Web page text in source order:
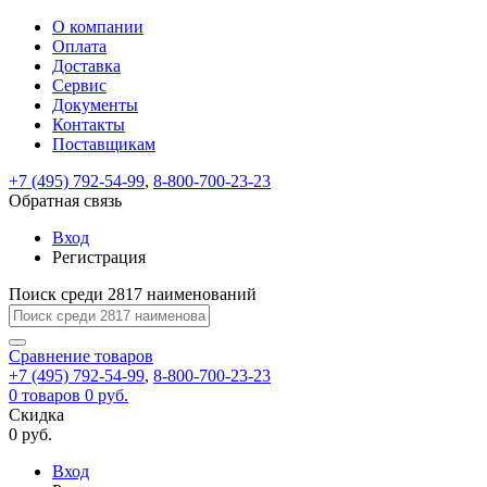
ВходРегистрация
test@example.com
отправлена
по
ней
завершения
регистрации.
Ок
Запомнить
меня
Забыли
Восстановление
пароля
Заполните
форму.
Мы
отправим
ссылку
указанный
электронный
перейдя
по
которой
вы
задать
На
вашу
почту
test@test.ru
ссылка.
Перейдите
по
для
смены
пароля.
Введите
новый
пароль
Сменить
Пароль
успешно
восстановлен
Обратная
связь
Сообщение
пользовательского
сообщение
успешно
отправлено.
О компании
Оплата
Доставка
Сервис
Документы
Контакты
Поставщикам
+7 (495) 792-54-99, 8-800-700-23-23
Обратная связь
Вход
Регистрация
Поиск среди 2817 наименований
Сравнение товаров
+7 (495) 792-54-99, 8-800-700-23-23
0 товаров 0 руб.
Скидка
0 руб.
Вход